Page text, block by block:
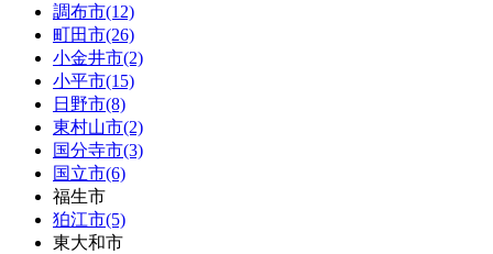
調布市(12)
町田市(26)
小金井市(2)
小平市(15)
日野市(8)
東村山市(2)
国分寺市(3)
国立市(6)
福生市
狛江市(5)
東大和市